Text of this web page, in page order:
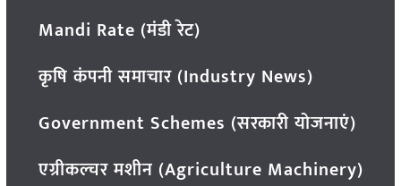
Mandi Rate (मंडी रेट)
कृषि कंपनी समाचार (Industry News)
Government Schemes (सरकारी योजनाएं)
एग्रीकल्चर मशीन (Agriculture Machinery)